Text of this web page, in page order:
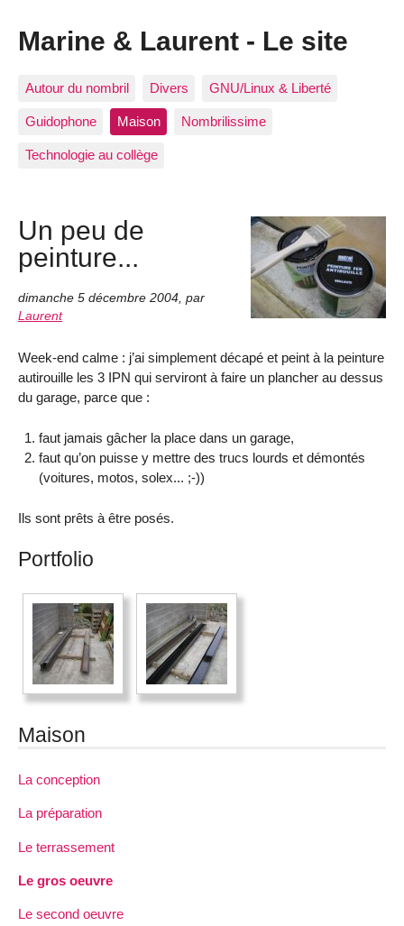
Marine & Laurent - Le site
Autour du nombril Divers GNU/Linux & Liberté
Guidophone Maison Nombrilissime
Technologie au collège
Un peu de
peinture...
dimanche 5 décembre 2004 par
Laurent
Week-end calme : j’ai simplement décapé et peint à la peinture
autirouille les 3 IPN qui serviront à faire un plancher au dessus
du garage, parce que :
faut jamais gâcher la place dans un garage,
faut qu’on puisse y mettre des trucs lourds et démontés
(voitures, motos, solex... ;-))
Ils sont prêts à être posés.
Portfolio
Maison
La conception
La préparation
Le terrassement
Le gros oeuvre
Le second oeuvre